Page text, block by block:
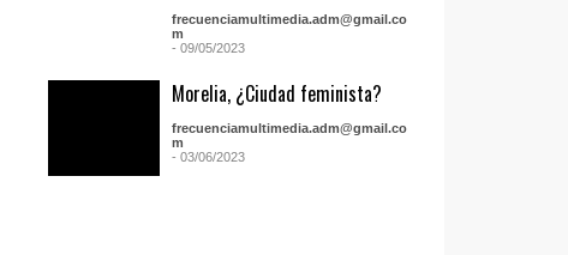
frecuenciamultimedia.adm@gmail.co
m
- 09/05/2023
Morelia, ¿Ciudad feminista?
frecuenciamultimedia.adm@gmail.co
m
- 03/06/2023